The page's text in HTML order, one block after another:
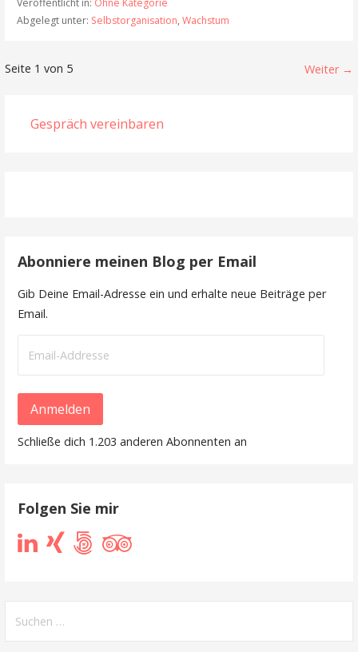
Abgelegt unter: Selbstorganisation, Wachstum
Beitrag
Seite 1 von 5 Weiter →
Gespräch vereinbaren
Abonniere meinen Blog per Email
Gib Deine Email-Adresse ein und erhalte neue Beiträge per
Email.
Addresse
Anmelden
Schließe dich 1.203 anderen Abonnenten an
Folgen Sie mir
nach: